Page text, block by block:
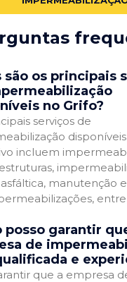
são os principais
no Grifo?
serviços de
incluem
manutenção
posso garantir
de
e
que a empresa